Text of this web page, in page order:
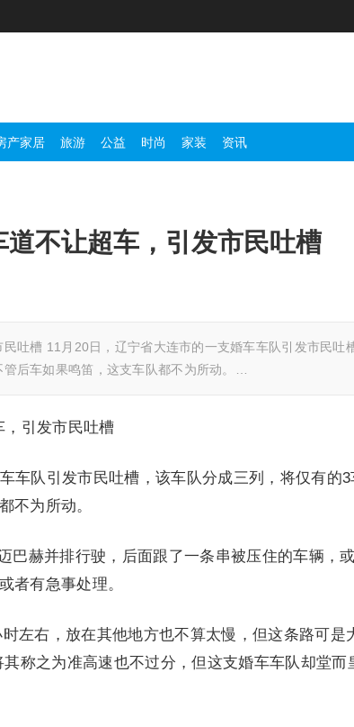
产家居 旅游 公益 时尚 家装 资讯
不让超车，引发市民吐槽
吐槽 11月20日，辽宁省大连市的一支婚车车队引发市民吐
后车如果鸣笛，这支车队都不为所动。…
，引发市民吐槽
车队引发市民吐槽，该车队分成三列，将仅有的3
不为所动。
巴赫并排行驶，后面跟了一条串被压住的车辆，
者有急事处理。
左右，放在其他地方也不算太慢，但这条路可是
称之为准高速也不过分，但这支婚车车队却堂而